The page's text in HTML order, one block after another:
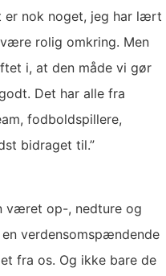
nok noget, jeg har lært
rolig omkring. Men
i, at den måde vi gør
Det har alle fra
fodboldspillere,
bidraget til.”
været op-, nedture og
verdensomspændende
fra os. Og ikke bare de